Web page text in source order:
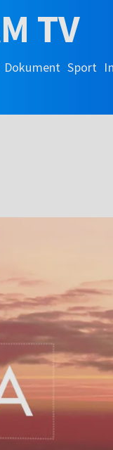
TV
Dokument Sport